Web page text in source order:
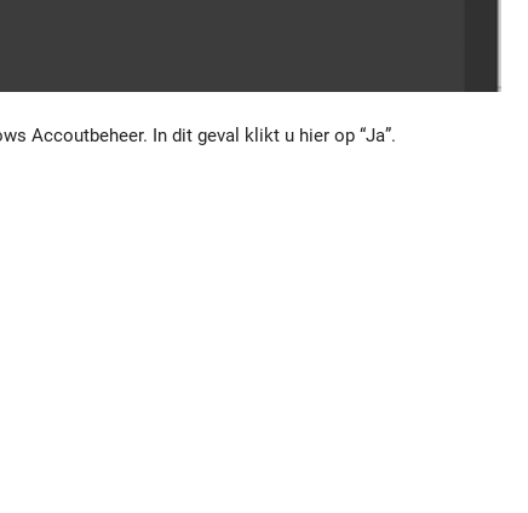
Accoutbeheer. In dit geval klikt u hier op “Ja”.